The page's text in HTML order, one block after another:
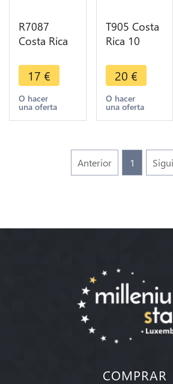
R7087
Costa Rica
1905 Silver
AU UNC ->
Make offer
17 €
O hacer
una oferta
T905 Costa
Rica 10
1918 ->
Make offer
20 €
O hacer
una oferta
Anterior 1
COMPRAR